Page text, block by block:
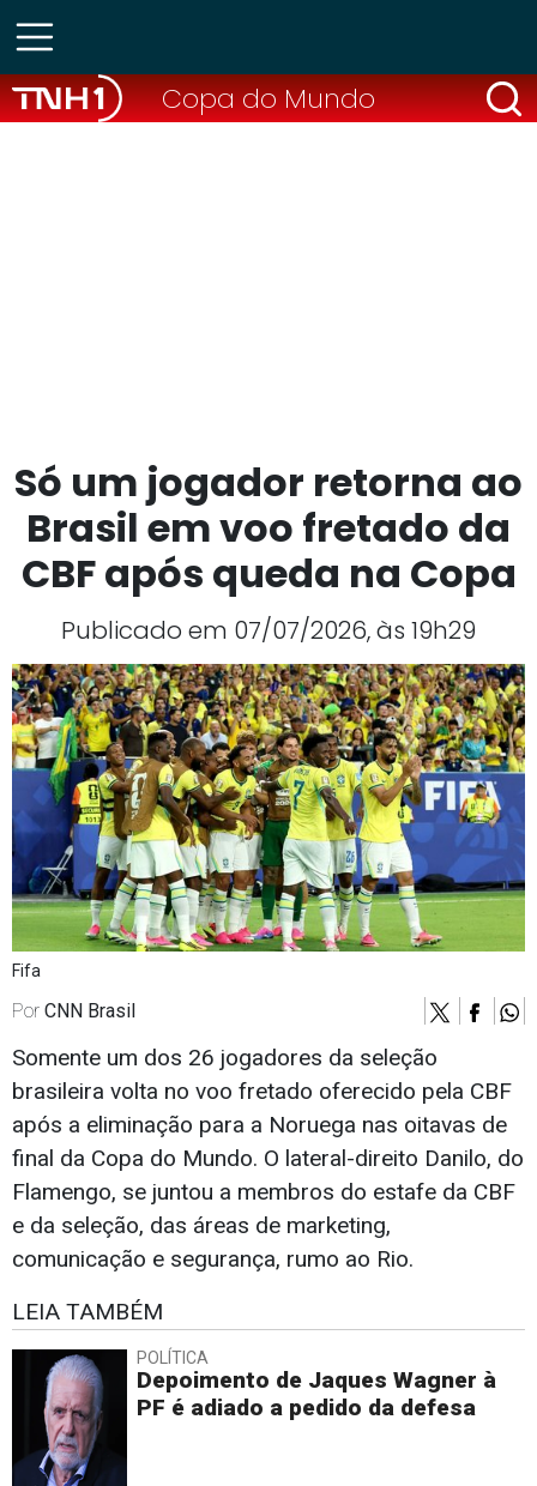
Copa do Mundo
Só um jogador retorna ao
Brasil em voo fretado da
CBF após queda na Copa
Publicado em 07/07/2026, às 19h29
Fifa
Por CNN Brasil
Somente um dos 26 jogadores da seleção
brasileira volta no voo fretado oferecido pela CBF
após a eliminação para a Noruega nas oitavas de
final da Copa do Mundo. O lateral-direito Danilo, do
Flamengo, se juntou a membros do estafe da CBF
e da seleção, das áreas de marketing,
comunicação e segurança, rumo ao Rio.
LEIA TAMBÉM
POLÍTICA
Depoimento de Jaques Wagner à
PF é adiado a pedido da defesa